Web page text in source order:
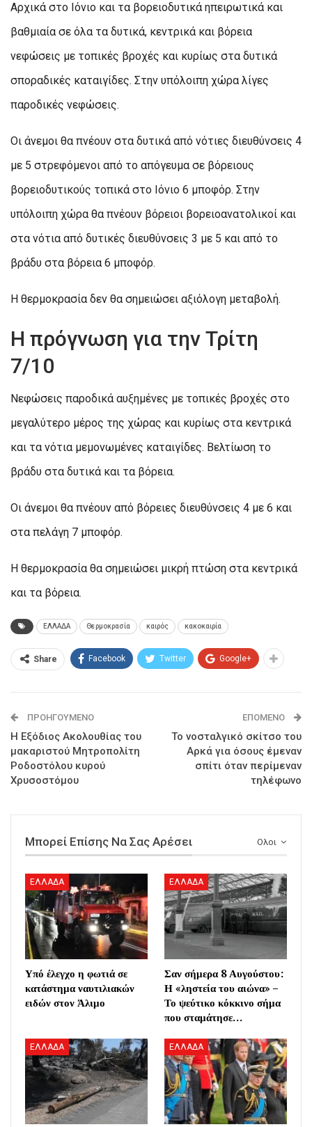
Αρχικά στο Ιόνιο και τα βορειοδυτικά ηπειρωτικά και
βαθμιαία σε όλα τα δυτικά, κεντρικά και βόρεια
νεφώσεις με τοπικές βροχές και κυρίως στα δυτικά
σποραδικές καταιγίδες. Στην υπόλοιπη χώρα λίγες
παροδικές νεφώσεις.
Οι άνεμοι θα πνέουν στα δυτικά από νότιες διευθύνσεις 4
με 5 στρεφόμενοι από το απόγευμα σε βόρειους
βορειοδυτικούς τοπικά στο Ιόνιο 6 μποφόρ. Στην
υπόλοιπη χώρα θα πνέουν βόρειοι βορειοανατολικοί και
στα νότια από δυτικές διευθύνσεις 3 με 5 και από το
βράδυ στα βόρεια 6 μποφόρ.
Η θερμοκρασία δεν θα σημειώσει αξιόλογη μεταβολή.
Η πρόγνωση για την Τρίτη
7/10
Νεφώσεις παροδικά αυξημένες με τοπικές βροχές στο
μεγαλύτερο μέρος της χώρας και κυρίως στα κεντρικά
και τα νότια μεμονωμένες καταιγίδες. Βελτίωση το
βράδυ στα δυτικά και τα βόρεια.
Οι άνεμοι θα πνέουν από βόρειες διευθύνσεις 4 με 6 και
στα πελάγη 7 μποφόρ.
Η θερμοκρασία θα σημειώσει μικρή πτώση στα κεντρικά
και τα βόρεια.
ΕΛΛΑΔΑ Θερμοκρασία καιρός κακοκαιρία
Share Facebook Twitter Google+
ΠΡΟΗΓΟΎΜΕΝΟ
Η Εξόδιος Ακολουθίας του
μακαριστού Μητροπολίτη
Ροδοστόλου κυρού
Χρυσοστόμου
ΕΠΌΜΕΝΟ
Το νοσταλγικό σκίτσο του
Αρκά για όσους έμεναν
σπίτι όταν περίμεναν
τηλέφωνο
Ολοι
Μπορεί Επίσης Να Σας Αρέσει
ΕΛΛΑΔΑ
Υπό έλεγχο η φωτιά σε
κατάστημα ναυτιλιακών
ειδών στον Άλιμο
ΕΛΛΑΔΑ
Σαν σήμερα 8 Αυγούστου:
Η «ληστεία του αιώνα» –
Το ψεύτικο κόκκινο σήμα
που σταμάτησε…
ΕΛΛΑΔΑ ΕΛΛΑΔΑ